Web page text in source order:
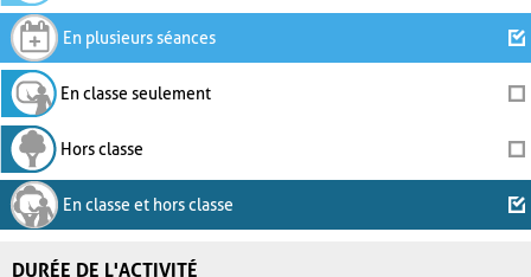
En plusieurs séances
En classe seulement
Hors classe
En classe et hors classe
DURÉE DE L'ACTIVITÉ